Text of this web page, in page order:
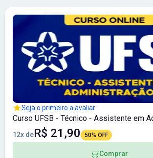
Seja o primeiro a avaliar
Curso UFSB - Técnico - Assistente em
12x deR$ 21,90 50% OFF
Comprar